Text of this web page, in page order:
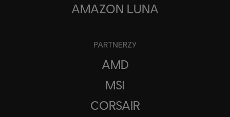
AMAZON LUNA
PARTNERZY
AMD
MSI
CORSAIR